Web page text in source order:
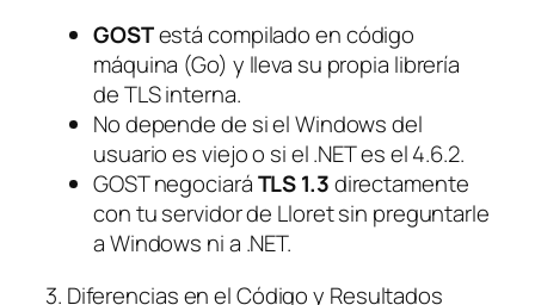
GOSTestá compilado en código
máquina (Go) y lleva su propia librería
de TLS interna.
No depende de si el Windows del
usuario es viejo o si el .NET es el 4.6.2.
GOST negociaráTLS 1.3directamente
con tu servidor de Lloret sin preguntarle
a Windows ni a .NET.
3. Diferencias en el Código y Resultados